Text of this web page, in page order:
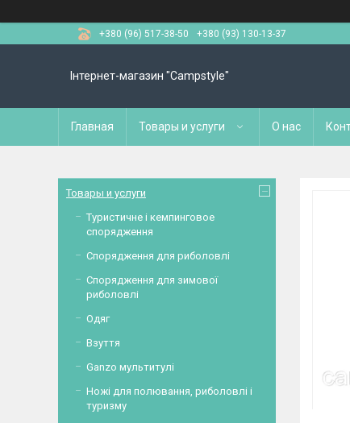
+380 (96) 517-38-50
+380 (93) 130-13-37
Інтернет-магазин "Campstyle"
Главная Товары и услуги О нас
Товары и услуги
Туристичне і кемпинговое
спорядження
Спорядження для риболовлі
Спорядження для зимової
риболовлі
Одяг
Взуття
Ganzo мультитулі
Ножі для полювання, риболовлі і
туризму